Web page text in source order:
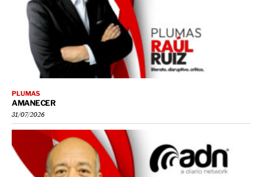
PLUMAS
AMANECER
31/07/2026